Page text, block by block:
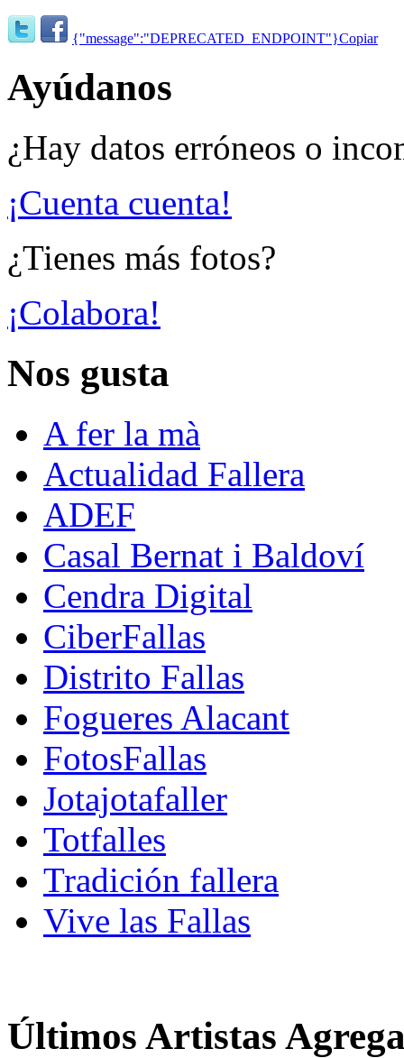
{"message":"DEPRECATED_ENDPOINT"}Copiar
Ayúdanos
¿Hay datos erróneos o
¡Cuenta cuenta!
¿Tienes más fotos?
¡Colabora!
Nos gusta
A fer la mà
Actualidad Fallera
ADEF
Casal Bernat i Baldoví
Cendra Digital
CiberFallas
Distrito Fallas
Fogueres Alacant
FotosFallas
Jotajotafaller
Totfalles
Tradición fallera
Vive las Fallas
Últimos Artistas